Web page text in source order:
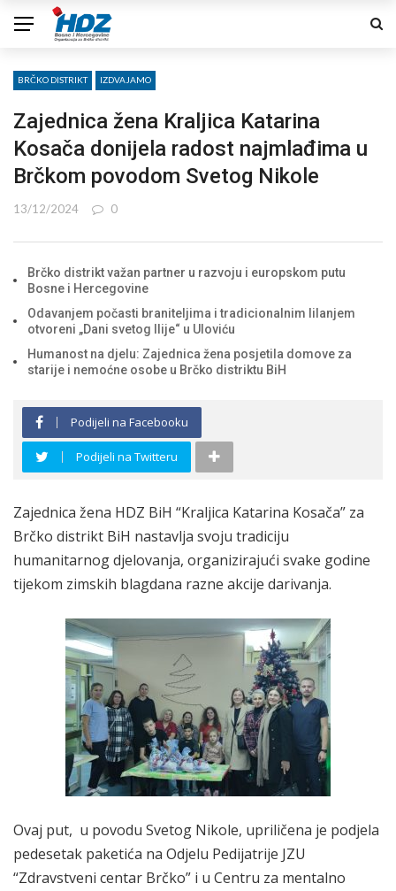
BRČKO DISTRIKT IZDVAJAMO
Zajednica žena Kraljica Katarina
Kosača donijela radost najmlađima u
Brčkom povodom Svetog Nikole
13/12/2024 0
Brčko distrikt važan partner u razvoju i europskom putu
Bosne i Hercegovine
Odavanjem počasti braniteljima i tradicionalnim lilanjem
otvoreni „Dani svetog Ilije“ u Uloviću
Humanost na djelu: Zajednica žena posjetila domove za
starije i nemoćne osobe u Brčko distriktu BiH
Podijeli na Facebooku
Podijeli na Twitteru
Zajednica žena HDZ BiH “Kraljica Katarina Kosača” za
Brčko distrikt BiH nastavlja svoju tradiciju
humanitarnog djelovanja, organizirajući svake godine
tijekom zimskih blagdana razne akcije darivanja.
Ovaj put, u povodu Svetog Nikole, upriličena je podjela
pedesetak paketića na Odjelu Pedijatrije JZU
“Zdravstveni centar Brčko” i u Centru za mentalno